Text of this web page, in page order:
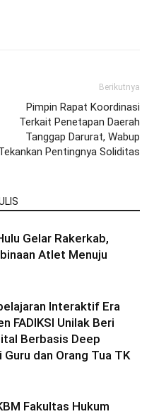
Berikutnya
Pimpin Rapat Koordinasi
Terkait Penetapan Daerah
Tanggap Darurat, Wabup
Pentingnya Soliditas
Gelar Rakerkab,
Atlet Menuju
Interaktif Era
FADIKSI Unilak Beri
Berbasis Deep
Guru dan Orang Tua TK
Fakultas Hukum